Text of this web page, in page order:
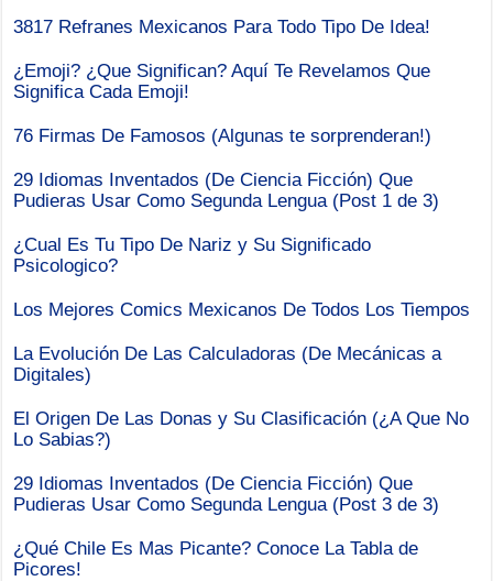
3817 Refranes Mexicanos Para Todo Tipo De Idea!
¿Emoji? ¿Que Significan? Aquí Te Revelamos Que
Significa Cada Emoji!
76 Firmas De Famosos (Algunas te sorprenderan!)
29 Idiomas Inventados (De Ciencia Ficción) Que
Pudieras Usar Como Segunda Lengua (Post 1 de 3)
¿Cual Es Tu Tipo De Nariz y Su Significado
Psicologico?
Los Mejores Comics Mexicanos De Todos Los Tiempos
La Evolución De Las Calculadoras (De Mecánicas a
Digitales)
El Origen De Las Donas y Su Clasificación (¿A Que No
Lo Sabias?)
29 Idiomas Inventados (De Ciencia Ficción) Que
Pudieras Usar Como Segunda Lengua (Post 3 de 3)
¿Qué Chile Es Mas Picante? Conoce La Tabla de
Picores!